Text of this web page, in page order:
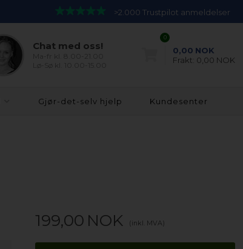
>2.000 Trustpilot anmeldelser
Chat med oss!
0
0,00 NOK
Frakt: 0,00 NOK
Gjør-det-selv hjelp Kundesenter
199,00 NOK (inkl. MVA)